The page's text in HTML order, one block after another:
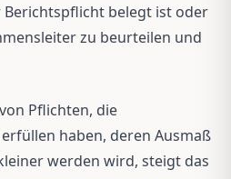
belegt ist oder
zu beurteilen und
Pflichten, die
haben, deren Ausmaß
werden wird, steigt das